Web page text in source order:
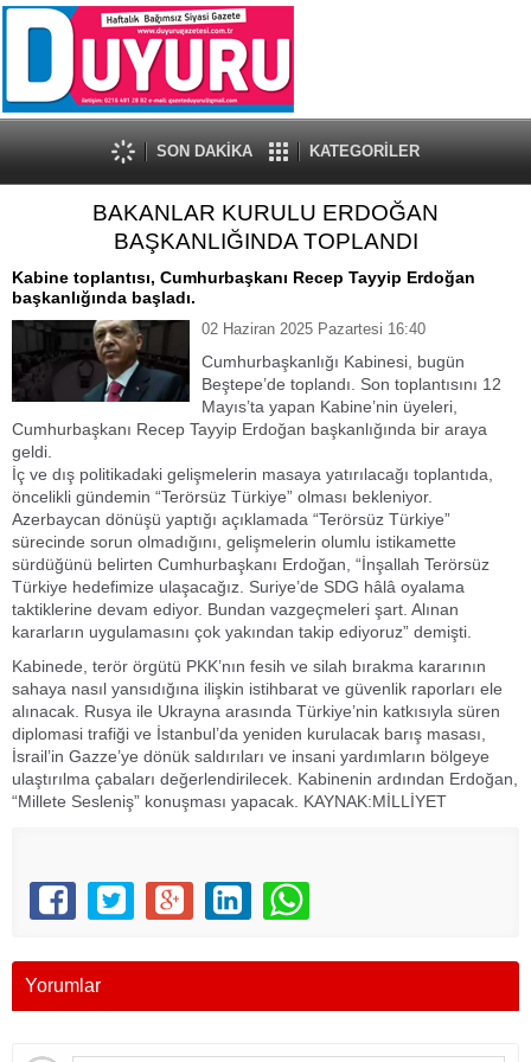
SON DAKİKA KATEGORİLER
BAKANLAR KURULU ERDOĞAN
BAŞKANLIĞINDA TOPLANDI
Kabine toplantısı, Cumhurbaşkanı Recep Tayyip Erdoğan
başkanlığında başladı.
02 Haziran 2025 Pazartesi 16:40
Cumhurbaşkanlığı Kabinesi, bugün
Beştepe’de toplandı. Son toplantısını 12
Mayıs’ta yapan Kabine’nin üyeleri,
Cumhurbaşkanı Recep Tayyip Erdoğan başkanlığında bir araya
geldi.
İç ve dış politikadaki gelişmelerin masaya yatırılacağı toplantıda,
öncelikli gündemin “Terörsüz Türkiye” olması bekleniyor.
Azerbaycan dönüşü yaptığı açıklamada “Terörsüz Türkiye”
sürecinde sorun olmadığını, gelişmelerin olumlu istikamette
sürdüğünü belirten Cumhurbaşkanı Erdoğan, “İnşallah Terörsüz
Türkiye hedefimize ulaşacağız. Suriye’de SDG hâlâ oyalama
taktiklerine devam ediyor. Bundan vazgeçmeleri şart. Alınan
kararların uygulamasını çok yakından takip ediyoruz” demişti.
Kabinede, terör örgütü PKK’nın fesih ve silah bırakma kararının
sahaya nasıl yansıdığına ilişkin istihbarat ve güvenlik raporları ele
alınacak. Rusya ile Ukrayna arasında Türkiye’nin katkısıyla süren
diplomasi trafiği ve İstanbul’da yeniden kurulacak barış masası,
İsrail’in Gazze’ye dönük saldırıları ve insani yardımların bölgeye
ulaştırılma çabaları değerlendirilecek. Kabinenin ardından Erdoğan,
“Millete Sesleniş” konuşması yapacak. KAYNAK:MİLLİYET
Yorumlar